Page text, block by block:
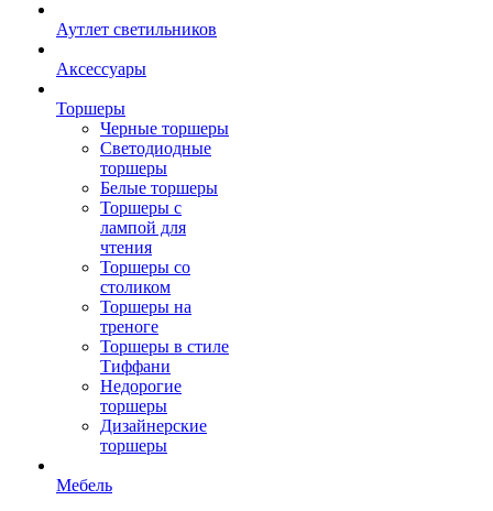
Аутлет светильников
Аксессуары
Торшеры
Черные торшеры
Светодиодные
торшеры
Белые торшеры
Торшеры с
лампой для
чтения
Торшеры со
столиком
Торшеры на
треноге
Торшеры в стиле
Тиффани
Недорогие
торшеры
Дизайнерские
торшеры
Мебель